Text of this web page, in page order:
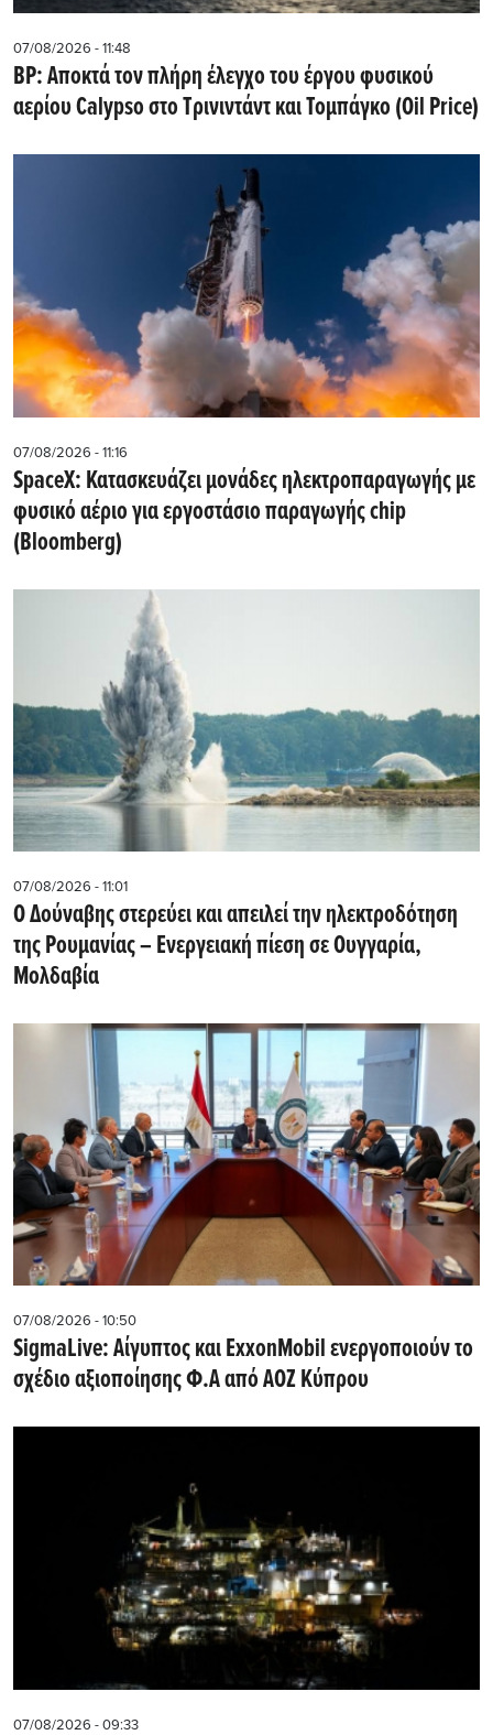
07/08/2026 - 11:48
BP: Αποκτά τον πλήρη έλεγχο του έργου φυσικού
αερίου Calypso στο Τρινιντάντ και Τομπάγκο (Oil Price)
07/08/2026 - 11:16
SpaceX: Κατασκευάζει μονάδες ηλεκτροπαραγωγής με
φυσικό αέριο για εργοστάσιο παραγωγής chip
(Bloomberg)
07/08/2026 - 11:01
Ο Δούναβης στερεύει και απειλεί την ηλεκτροδότηση
της Ρουμανίας – Ενεργειακή πίεση σε Ουγγαρία,
Μολδαβία
07/08/2026 - 10:50
SigmaLive: Αίγυπτος και ExxonMobil ενεργοποιούν το
σχέδιο αξιοποίησης Φ.Α από ΑΟΖ Κύπρου
07/08/2026 - 09:33